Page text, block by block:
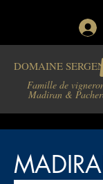
DOMAINE
Famille de
Madiran &